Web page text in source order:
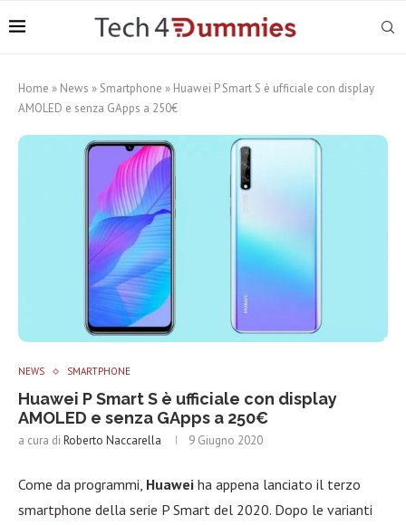
Home » News » Smartphone » Huawei P Smart S è ufficiale con display
AMOLED e senza GApps a 250€
NEWS SMARTPHONE
Huawei P Smart S è ufficiale con display
AMOLED e senza GApps a 250€
a cura di Roberto Naccarella 9 Giugno 2020
Come da programmi, Huawei ha appena lanciato il terzo
smartphone della serie P Smart del 2020. Dopo le varianti